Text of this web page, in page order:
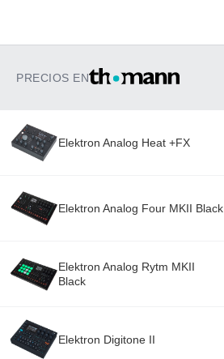
PRECIOS EN
Elektron Analog Heat +FX
Elektron Analog Four MKII Black
Elektron Analog Rytm MKII
Black
Elektron Digitone II